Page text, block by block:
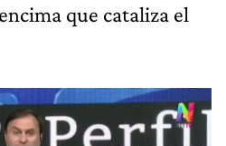
que cataliza el